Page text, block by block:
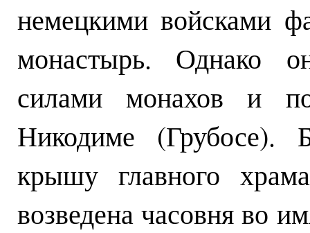
немецкими войсками
монастырь. Однако
силами монахов и
Никодиме (Грубосе).
крышу главного
возведена часовня во